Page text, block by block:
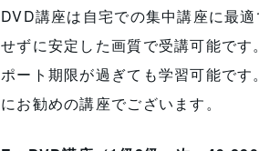
DVD講座は自宅での集中講座に最
せずに安定した画質で受講可能で
ポート期限が過ぎても学習可能で
にお勧めの講座でございます。